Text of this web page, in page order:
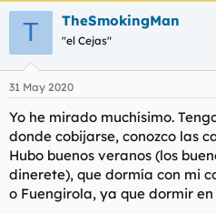
a
e
:
T TheSmokingMan
"el Cejas"
31 May 2020
Yo he mirado muchísimo.
donde cobijarse, conozco las
Hubo buenos veranos (los
dinerete), que dormía con mi
o Fuengirola, ya que dormir